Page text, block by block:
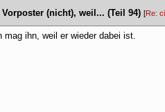
(nicht), weil... (Teil 94) [Re:
mag ihn, weil er wieder dabei ist.